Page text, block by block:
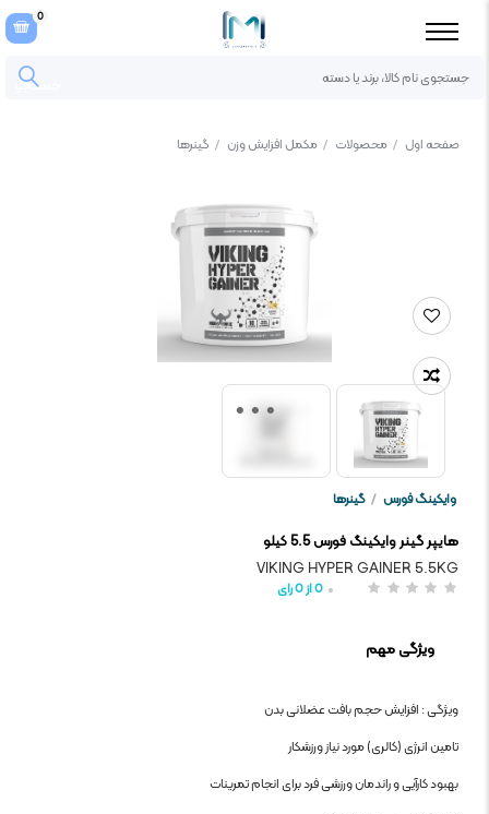
جستجو
0
صفحه اول / محصولات / مکمل افزایش وزن / گینرها
وايکينگ فورس / گینرها
هایپر گینر وایکینگ فورس 5.5 کیلو
VIKING HYPER GAINER 5.5KG
0از0رای
ویژگی مهم
ویژگی : افزایش حجم بافت عضلانی بدن
تامین انرژی (کالری) مورد نیاز ورزشکار
بهبود کارآیی و راندمان ورزشی فرد برای انجام تمرینات